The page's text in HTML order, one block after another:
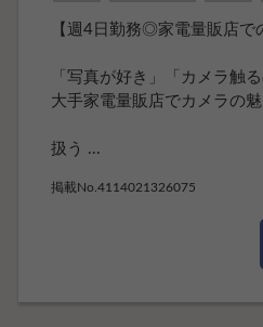
【週4日勤務◎家電量販店で
「写真が好き」「カメラ触
大手家電量販店でカメラの
扱う ...
掲載No.4114021326075